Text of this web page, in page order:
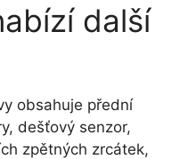
další
obsahuje přední
dešťový senzor,
zpětných zrcátek,